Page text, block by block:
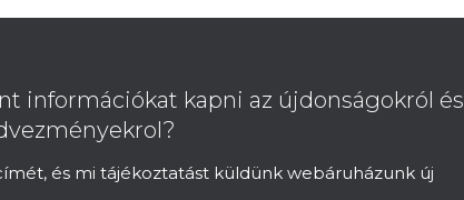
információkat kapni az újdonságokról és
és mi tájékoztatást küldünk webáruházunk új